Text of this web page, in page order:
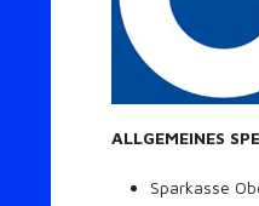
ALLGEMEINES
Sparkasse